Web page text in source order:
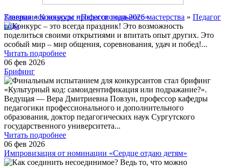
Главная»Конкурсы профессионального мастерства » Педагог
года
Завершился конкурс «Педагог года-2026»
Конкурс – это всегда праздник! Это возможность
поделиться своими открытиями и впитать опыт других. Это
особый мир – мир общения, соревнования, удач и побед!...
Читать подробнее
06 фев 2026
Брифинг
Финальным испытанием для конкурсантов стал брифинг
«Культурный код: самоидентификация или подражание?».
Ведущая — Вера Дмитриевна Повзун, профессор кафедры
педагогики профессионального и дополнительного
образования, доктор педагогических наук Сургутского
государственного университета...
Читать подробнее
06 фев 2026
Импровизация от номинации «Сердце отдаю детям»
Как соединить несоединимое? Ведь то, что можно